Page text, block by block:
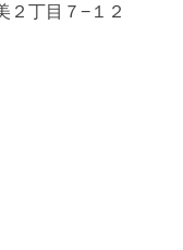
２丁目７−１２